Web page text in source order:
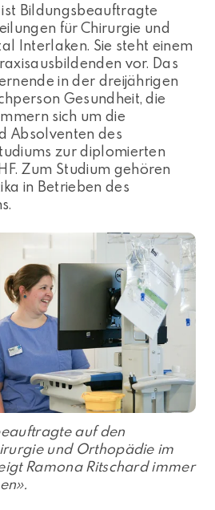
Bildungsbeauftragte
für Chirurgie und
Interlaken. Sie steht einem
vor. Das
in der dreijährigen
Gesundheit, die
sich um die
Absolventen des
zur diplomierten
Zum Studium gehören
in Betrieben des
auf den
und Orthopädie im
Ramona Ritschard immer